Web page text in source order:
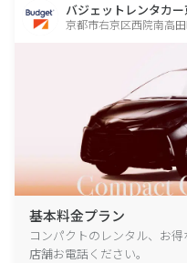
バジェットレンタカ
京都市右京区西院南高
基本料金プラン
コンパクトのレンタル、お
店舗お電話ください。